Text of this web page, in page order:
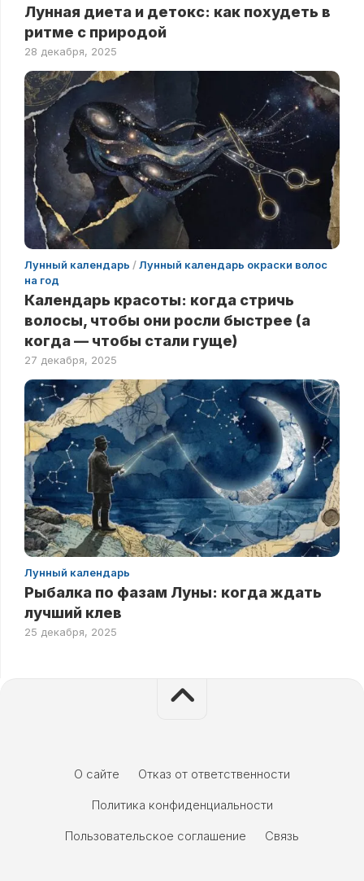
Лунная диета и детокс: как похудеть в
ритме с природой
28 декабря, 2025
Лунный календарь /Лунный календарь окраски волос
на год
Календарь красоты: когда стричь
волосы, чтобы они росли быстрее (а
когда — чтобы стали гуще)
27 декабря, 2025
Лунный календарь
Рыбалка по фазам Луны: когда ждать
лучший клев
25 декабря, 2025
О сайте
Отказ от ответственности
Политика конфиденциальности
Пользовательское соглашение
Связь